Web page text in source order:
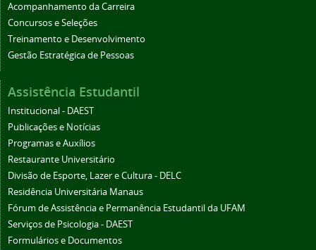
Acompanhamento da Carreira
Concursos e Seleções
Treinamento e Desenvolvimento
Gestão Estratégica de Pessoas
Assistência Estudantil
Institucional - DAEST
Publicações e Notícias
Programas e Auxílios
Restaurante Universitário
Divisão de Esporte, Lazer e Cultura - DELC
Residência Universitária Manaus
Fórum de Assistência e Permanência Estudantil da UFAM
Serviços de Psicologia - DAEST
Formulários e Documentos